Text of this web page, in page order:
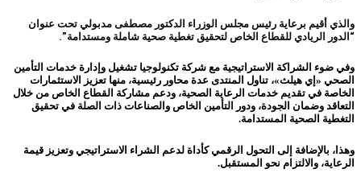
والذي أقيم برعاية رئيس مجلس الوزراء الدكتور مصطفى مدبولي تحت عنوان
“الدور الريادي للقطاع الخاص لتحقيق تغطية صحية شاملة ومستدامة”.
وفي ضوء الشراكة الاستراتيجية مع شركة تكنولوجيا تشغيل وإدارة خدمات التأمين
الصحي «إي هيلث»، تناول المنتدى عدة محاور رئيسية، منها تعزيز الاستثمارات
الخاصة في تقديم خدمات الرعاية الصحية، ودعم مشاركة القطاع الخاص من خلال
التعاقد وضمان الجودة، ودور التأمين الخاص والصناعات ذات الصلة في تحقيق
التغطية الصحية المستدامة.
وهذا، بالإضافة إلى التحول الرقمي كأداة لدعم الشراء الاستراتيجي وتعزيز قيمة
الرعاية، والالتزام نحو المستقبل.